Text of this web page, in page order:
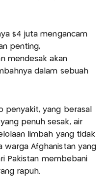
$4 juta mengancam
penting,
mendesak akan
dalam sebuah
penyakit, yang berasal
penuh sesak, air
limbah yang tidak
warga Afghanistan yang
Pakistan membebani
rapuh.